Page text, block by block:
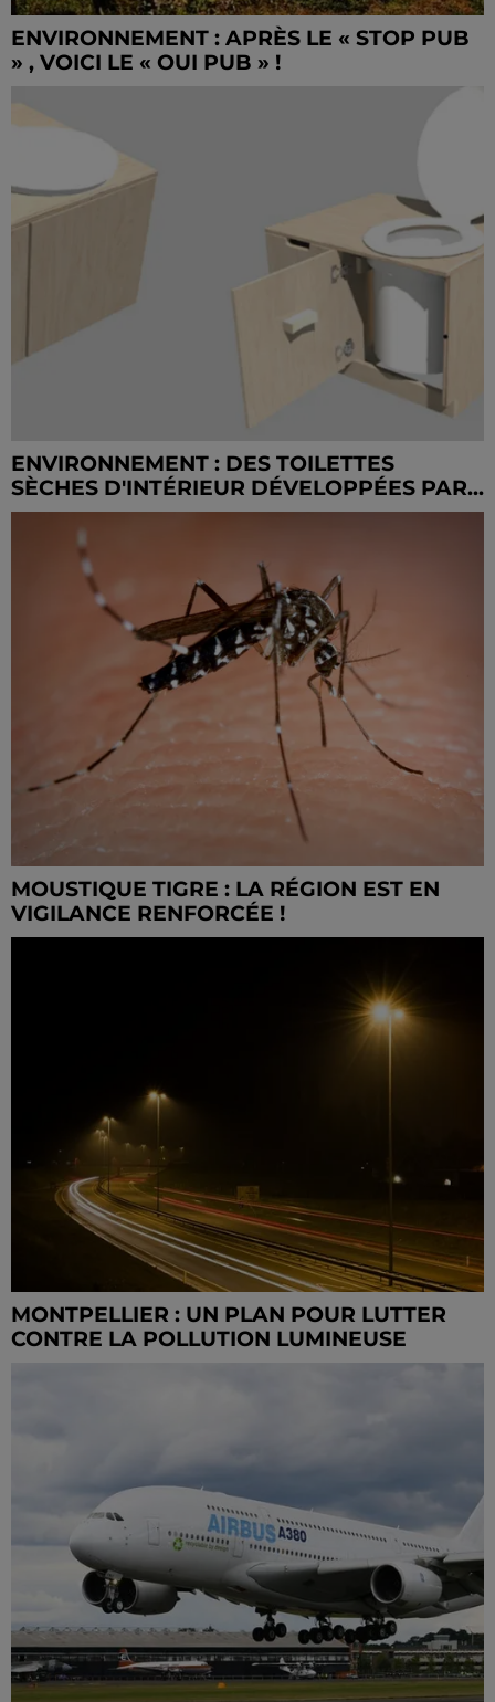
ENVIRONNEMENT : APRÈS LE « STOP PUB
» , VOICI LE « OUI PUB » !
ENVIRONNEMENT : DES TOILETTES
SÈCHES D'INTÉRIEUR DÉVELOPPÉES PAR...
MOUSTIQUE TIGRE : LA RÉGION EST EN
VIGILANCE RENFORCÉE !
MONTPELLIER : UN PLAN POUR LUTTER
CONTRE LA POLLUTION LUMINEUSE